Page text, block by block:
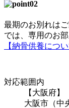
最期のお別れは
では、専用のお
【納骨供養につい
対応範囲内
【大阪府】
大阪市（中